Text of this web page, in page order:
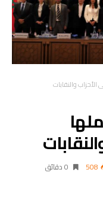
والنقابات
508 0 ‫دقائق‬